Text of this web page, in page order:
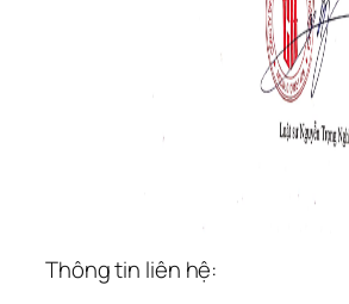
Thông tin liên hệ: